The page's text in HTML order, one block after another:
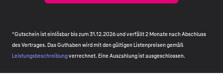
*Gutschein ist einlösbar bis zum 31.12.2026 und verfällt 2 Monate nach Abschluss
des Vertrages. Das Guthaben wird mit den gültigen Listenpreisen gemäß
Leistungsbeschreibungverrechnet. Eine Auszahlung ist ausgeschlossen.